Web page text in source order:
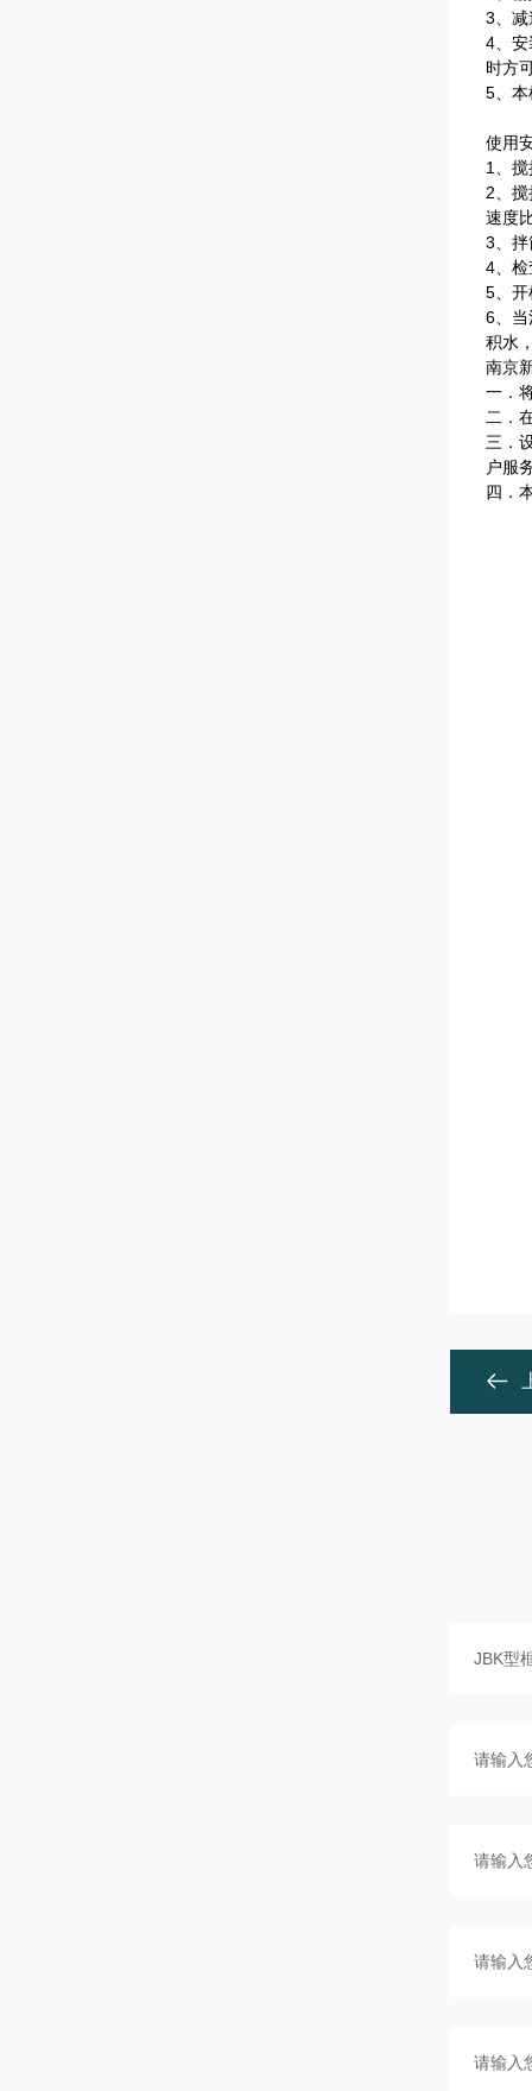
3、减
4、
时方
5、本
使用
1、
2、
速度
3、拌
4、检
5、开
6、
积水
南京
一．
二．
三．
户服
四．